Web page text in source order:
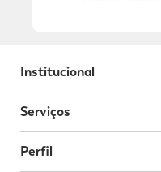
Institucional
Serviços
Perfil